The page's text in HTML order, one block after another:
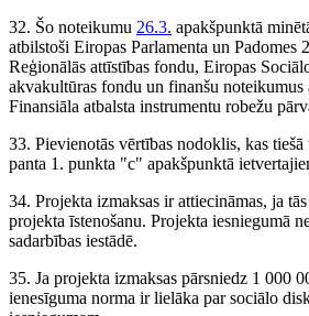
32. Šo noteikumu 26.3. apakšpunktā
atbilstoši Eiropas Parlamenta un
Reģionālās attīstības fondu, Eiropas
akvakultūras fondu un finanšu
Finansiāla atbalsta instrumentu robežu
33. Pievienotās vērtības nodoklis, kas
panta 1. punkta "c" apakšpunktā
34. Projekta izmaksas ir attiecināmas, ja
projekta īstenošanu. Projekta iesniegumā
sadarbības iestādē.
35. Ja projekta izmaksas pārsniedz 1 000
ienesīguma norma ir lielāka par sociālo